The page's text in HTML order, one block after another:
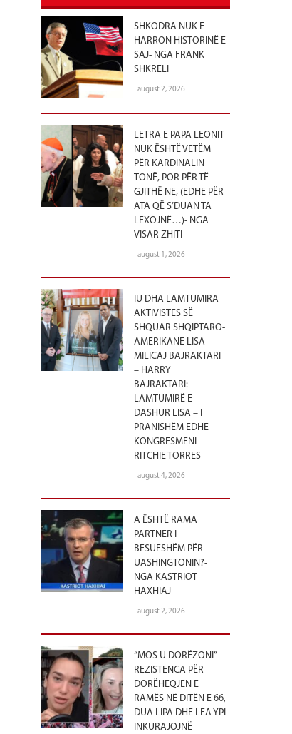
SHKODRA NUK E
HARRON HISTORINË E
SAJ- NGA FRANK
SHKRELI
august 2, 2026
LETRA E PAPA LEONIT
NUK ËSHTË VETËM
PËR KARDINALIN
TONË, POR PËR TË
GJITHË NE, (EDHE PËR
ATA QË S’DUAN TA
LEXOJNË…)- NGA
VISAR ZHITI
august 1, 2026
IU DHA LAMTUMIRA
AKTIVISTES SË
SHQUAR SHQIPTARO-
AMERIKANE LISA
MILICAJ BAJRAKTARI
– HARRY
BAJRAKTARI:
LAMTUMIRË E
DASHUR LISA – I
PRANISHËM EDHE
KONGRESMENI
RITCHIE TORRES
august 4, 2026
A ËSHTË RAMA
PARTNER I
BESUESHËM PËR
UASHINGTONIN?-
NGA KASTRIOT
HAXHIAJ
august 2, 2026
“MOS U DORËZONI”-
REZISTENCA PËR
DORËHEQJEN E
RAMËS NË DITËN E 66,
DUA LIPA DHE LEA YPI
INKURAJOJNË